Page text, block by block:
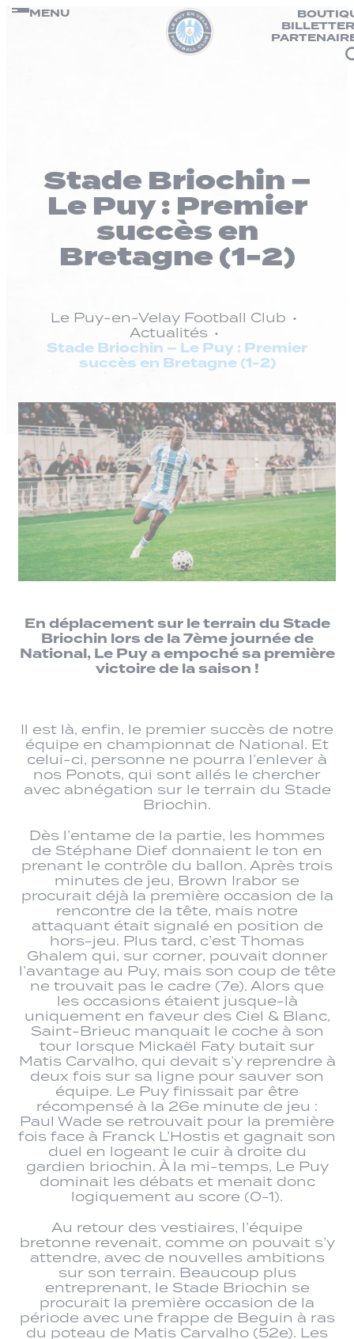
Passer
MENU
Stade Briochin –
Le Puy : Premier
succès en
Bretagne (1-2)
Le Puy-en-Velay Football Club
Actualités
Stade Briochin – Le Puy : Premier
succès en Bretagne (1-2)
En déplacement sur le terrain du Stade
Briochin lors de la 7ème journée de
National, Le Puy a empoché sa première
victoire de la saison !
Il est là, enfin, le premier succès de notre
équipe en championnat de National. Et
celui-ci, personne ne pourra l’enlever à
nos Ponots, qui sont allés le chercher
avec abnégation sur le terrain du Stade
Briochin.
Dès l’entame de la partie, les hommes
de Stéphane Dief donnaient le ton en
prenant le contrôle du ballon. Après trois
minutes de jeu, Brown Irabor se
procurait déjà la première occasion de la
rencontre de la tête, mais notre
attaquant était signalé en position de
hors-jeu. Plus tard, c’est Thomas
Ghalem qui, sur corner, pouvait donner
l’avantage au Puy, mais son coup de tête
ne trouvait pas le cadre (7e). Alors que
les occasions étaient jusque-là
uniquement en faveur des Ciel & Blanc,
Saint-Brieuc manquait le coche à son
tour lorsque Mickaël Faty butait sur
Matis Carvalho, qui devait s’y reprendre à
deux fois sur sa ligne pour sauver son
équipe. Le Puy finissait par être
récompensé à la 26e minute de jeu :
Paul Wade se retrouvait pour la première
fois face à Franck L’Hostis et gagnait son
duel en logeant le cuir à droite du
gardien briochin. À la mi-temps, Le Puy
dominait les débats et menait donc
logiquement au score (0-1).
Au retour des vestiaires, l’équipe
bretonne revenait, comme on pouvait s’y
attendre, avec de nouvelles ambitions
sur son terrain. Beaucoup plus
entreprenant, le Stade Briochin se
procurait la première occasion de la
période avec une frappe de Beguin à ras
du poteau de Matis Carvalho (52e). Les
Panneau de gestion des cookies